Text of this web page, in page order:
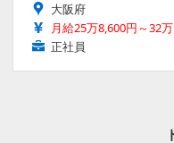
大阪府
月給25万8,600円～32
正社員